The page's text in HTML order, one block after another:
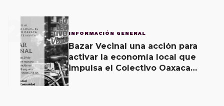
2 INFORMACIÓN GENERAL
Bazar Vecinal una acción para
activar la economía local que
impulsa el Colectivo Oaxaca